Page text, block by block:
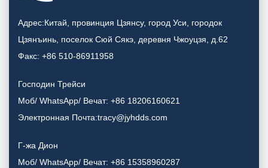
Адрес:Китай, провинция Цзянсу, город Уси, городок
Цзянъинь, поселок Сюй Сякэ, деревня Чжоуцзя, д.62
Факс: +86 510-86911958
Господин Трейси
Моб/ WhatsApp/ Вечат: +86 18206160621
Электронная Почта:tracy@jyhdds.com
Г-жа Дион
Моб/ WhatsApp/ Вечат: +86 15358960287